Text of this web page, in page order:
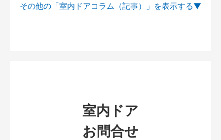
その他の「室内ドアコラム（記事）」を
室内ドア
お問合せ